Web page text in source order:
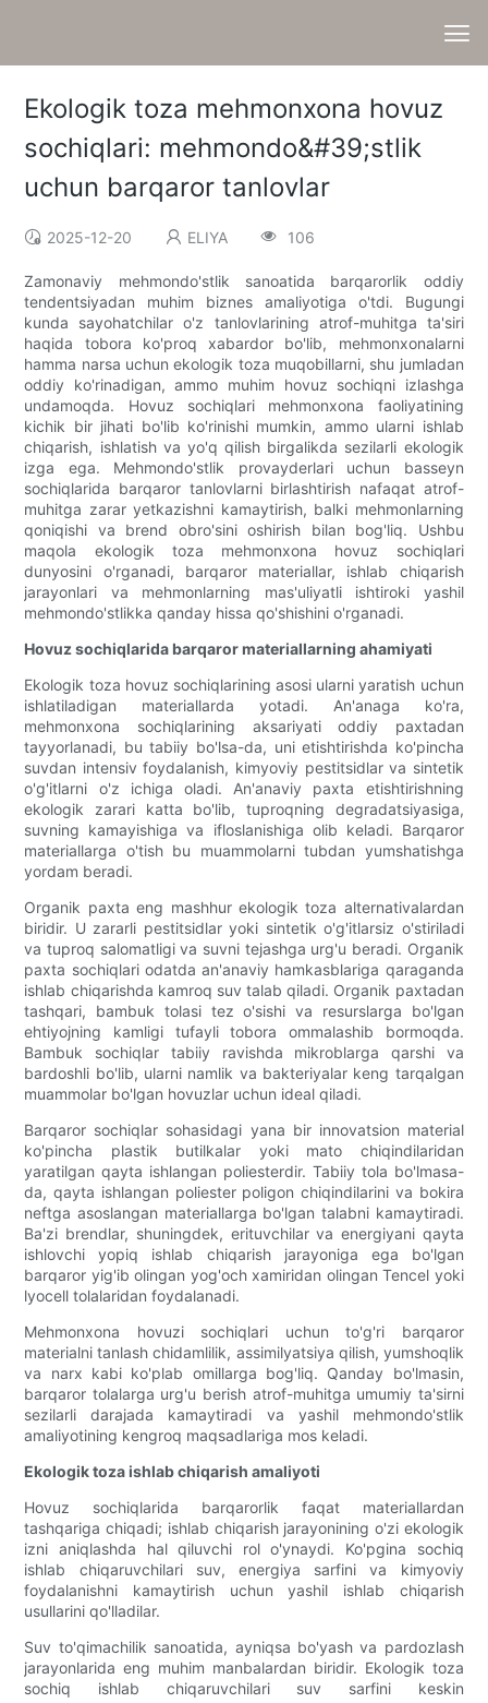
Ekologik toza mehmonxona hovuz
sochiqlari: mehmondo&#39;stlik
uchun barqaror tanlovlar
2025-12-20 ELIYA 106
Zamonaviy mehmondo'stlik sanoatida barqarorlik oddiy
tendentsiyadan muhim biznes amaliyotiga o'tdi. Bugungi
kunda sayohatchilar o'z tanlovlarining atrof-muhitga ta'siri
haqida tobora ko'proq xabardor bo'lib, mehmonxonalarni
hamma narsa uchun ekologik toza muqobillarni, shu jumladan
oddiy ko'rinadigan, ammo muhim hovuz sochiqni izlashga
undamoqda. Hovuz sochiqlari mehmonxona faoliyatining
kichik bir jihati bo'lib ko'rinishi mumkin, ammo ularni ishlab
chiqarish, ishlatish va yo'q qilish birgalikda sezilarli ekologik
izga ega. Mehmondo'stlik provayderlari uchun basseyn
sochiqlarida barqaror tanlovlarni birlashtirish nafaqat atrof-
muhitga zarar yetkazishni kamaytirish, balki mehmonlarning
qoniqishi va brend obro'sini oshirish bilan bog'liq. Ushbu
maqola ekologik toza mehmonxona hovuz sochiqlari
dunyosini o'rganadi, barqaror materiallar, ishlab chiqarish
jarayonlari va mehmonlarning mas'uliyatli ishtiroki yashil
mehmondo'stlikka qanday hissa qo'shishini o'rganadi.
Hovuz sochiqlarida barqaror materiallarning ahamiyati
Ekologik toza hovuz sochiqlarining asosi ularni yaratish uchun
ishlatiladigan materiallarda yotadi. An'anaga ko'ra,
mehmonxona sochiqlarining aksariyati oddiy paxtadan
tayyorlanadi, bu tabiiy bo'lsa-da, uni etishtirishda ko'pincha
suvdan intensiv foydalanish, kimyoviy pestitsidlar va sintetik
o'g'itlarni o'z ichiga oladi. An'anaviy paxta etishtirishning
ekologik zarari katta bo'lib, tuproqning degradatsiyasiga,
suvning kamayishiga va ifloslanishiga olib keladi. Barqaror
materiallarga o'tish bu muammolarni tubdan yumshatishga
yordam beradi.
Organik paxta eng mashhur ekologik toza alternativalardan
biridir. U zararli pestitsidlar yoki sintetik o'g'itlarsiz o'stiriladi
va tuproq salomatligi va suvni tejashga urg'u beradi. Organik
paxta sochiqlari odatda an'anaviy hamkasblariga qaraganda
ishlab chiqarishda kamroq suv talab qiladi. Organik paxtadan
tashqari, bambuk tolasi tez o'sishi va resurslarga bo'lgan
ehtiyojning kamligi tufayli tobora ommalashib bormoqda.
Bambuk sochiqlar tabiiy ravishda mikroblarga qarshi va
bardoshli bo'lib, ularni namlik va bakteriyalar keng tarqalgan
muammolar bo'lgan hovuzlar uchun ideal qiladi.
Barqaror sochiqlar sohasidagi yana bir innovatsion material
ko'pincha plastik butilkalar yoki mato chiqindilaridan
yaratilgan qayta ishlangan poliesterdir. Tabiiy tola bo'lmasa-
da, qayta ishlangan poliester poligon chiqindilarini va bokira
neftga asoslangan materiallarga bo'lgan talabni kamaytiradi.
Ba'zi brendlar, shuningdek, erituvchilar va energiyani qayta
ishlovchi yopiq ishlab chiqarish jarayoniga ega bo'lgan
barqaror yig'ib olingan yog'och xamiridan olingan Tencel yoki
lyocell tolalaridan foydalanadi.
Mehmonxona hovuzi sochiqlari uchun to'g'ri barqaror
materialni tanlash chidamlilik, assimilyatsiya qilish, yumshoqlik
va narx kabi ko'plab omillarga bog'liq. Qanday bo'lmasin,
barqaror tolalarga urg'u berish atrof-muhitga umumiy ta'sirni
sezilarli darajada kamaytiradi va yashil mehmondo'stlik
amaliyotining kengroq maqsadlariga mos keladi.
Ekologik toza ishlab chiqarish amaliyoti
Hovuz sochiqlarida barqarorlik faqat materiallardan
tashqariga chiqadi; ishlab chiqarish jarayonining o'zi ekologik
izni aniqlashda hal qiluvchi rol o'ynaydi. Ko'pgina sochiq
ishlab chiqaruvchilari suv, energiya sarfini va kimyoviy
foydalanishni kamaytirish uchun yashil ishlab chiqarish
usullarini qo'lladilar.
Suv to'qimachilik sanoatida, ayniqsa bo'yash va pardozlash
jarayonlarida eng muhim manbalardan biridir. Ekologik toza
sochiq ishlab chiqaruvchilari suv sarfini keskin